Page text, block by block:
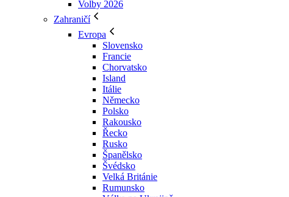
Volby 2026
Zahraničí
Evropa
Slovensko
Francie
Chorvatsko
Island
Itálie
Německo
Polsko
Rakousko
Řecko
Rusko
Španělsko
Švédsko
Velká Británie
Rumunsko